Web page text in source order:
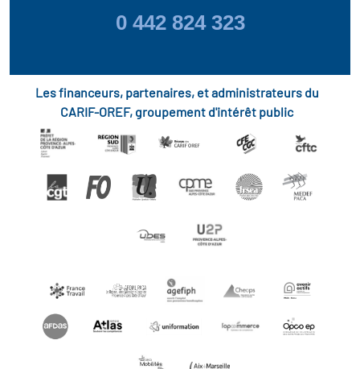
0 442 824 323
Les financeurs, partenaires, et administrateurs du
CARIF-OREF, groupement d'intérêt public